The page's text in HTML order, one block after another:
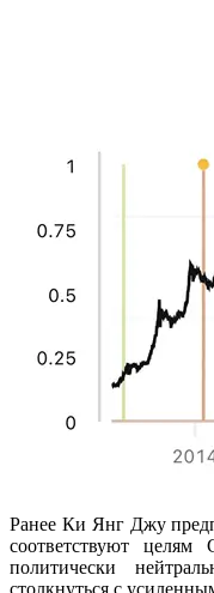
Ранее Ки Янг Джу
соответствуют
политически
столкнуться с